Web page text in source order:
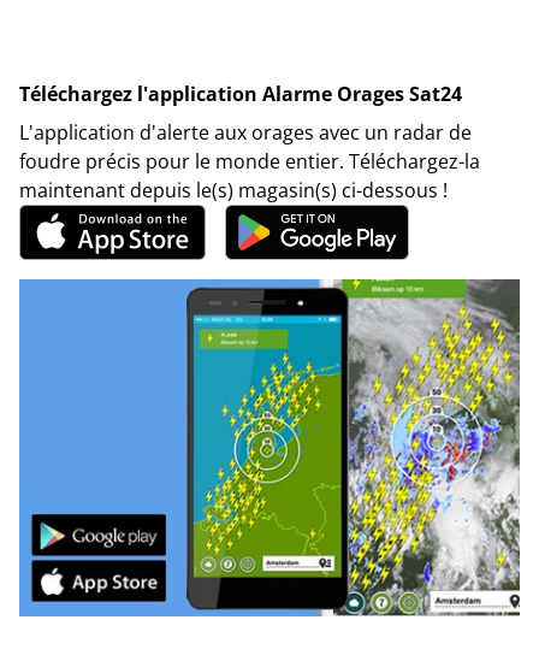
Téléchargez l'application Alarme Orages Sat24
L'application d'alerte aux orages avec un radar de
foudre précis pour le monde entier. Téléchargez-la
maintenant depuis le(s) magasin(s) ci-dessous !